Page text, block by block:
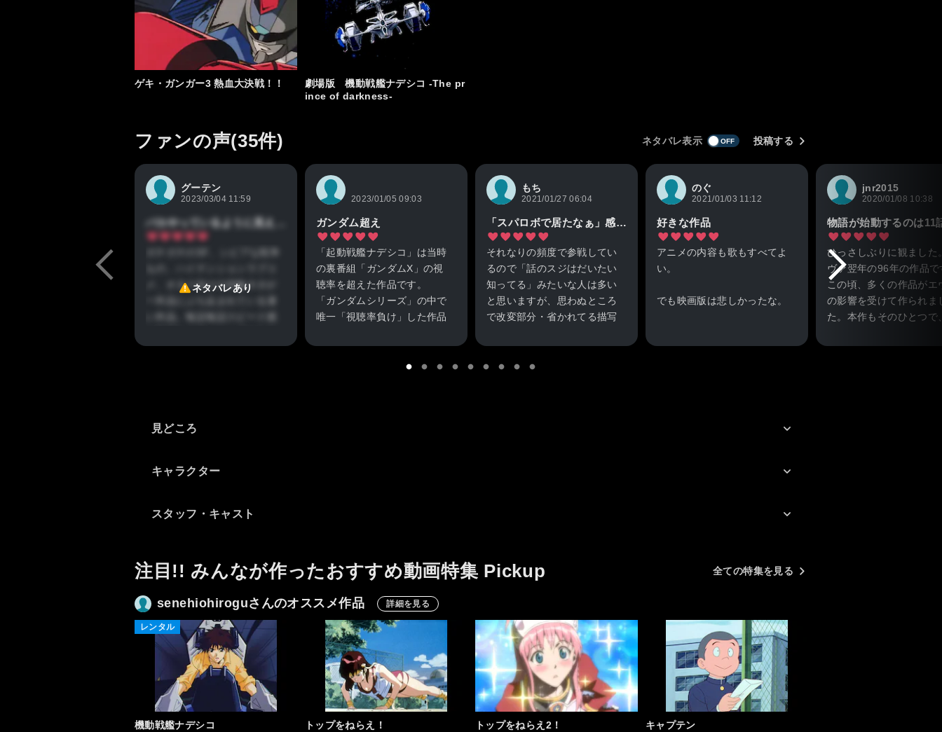
ゲキ・ガンガー3 熱血大決戦！！
劇場版 機動戦艦ナデシコ -The pr
ince of darkness-
ファンの声(35件) ネタバレ表示 投稿する
グーテン
2023/03/04 11:59
メ、オタク向けの内輪ネタが
っていたかと思えば次のシー
キガンガー』の活用など）が
と思う。手法としては『フル
だろうか。粗削りで属性過剰
ネタバレあり
2023/01/05 09:03
ガンダム超え
「起動戦艦ナデシコ」は当時
の裏番組「ガンダムX」の視
聴率を超えた作品です。
「ガンダムシリーズ」の中で
唯一「視聴率負け」した作品
「ガンダムシリーズ」に唯一
勝利した番組が「起動戦艦ナ
もち
2021/01/27 06:04
「スパロボで居たなぁ」感覚だと結構ビックリ
それなりの頻度で参戦してい
るので「話のスジはだいたい
知ってる」みたいな人は多い
と思いますが、思わぬところ
で改変部分・省かれてる描写
作に触れてみてほしい作品で
す。それはそうと、中学生と
のぐ
2021/01/03 11:12
好きな作品
アニメの内容も歌もすべてよ
い。
でも映画版は悲しかったな。
jnr2015
2020/01/08 10:38
ひっさしぶりに観ました
ヴァ翌年の96年の作品で
この頃、多くの作品がエ
の影響を受けて作られま
た。本作もそのひとつで
に進行します。ですがそ
見どころ
キャラクター
スタッフ・キャスト
注目!! みんなが作ったおすすめ動画特集 Pickup 全ての特集を見る
senehiohiroguさんのオススメ作品 詳細を見る
レンタル
機動戦艦ナデシコ トップをねらえ！ トップをねらえ2！ キャプテン